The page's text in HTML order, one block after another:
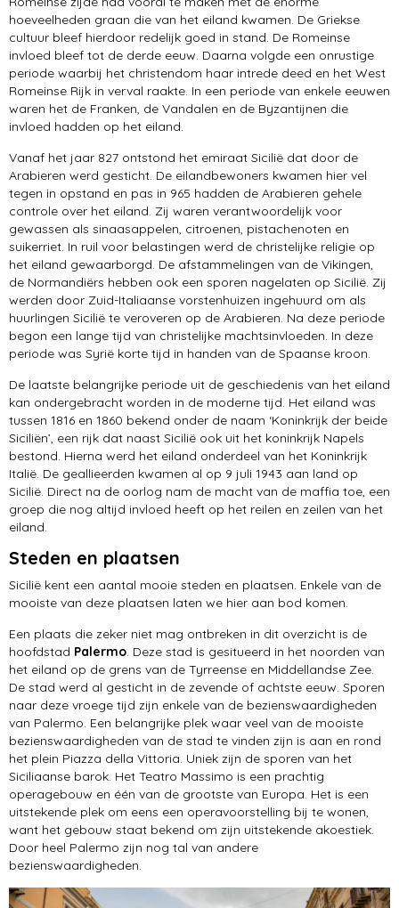
hoeveelheden graan die van het eiland kwamen. De Griekse
cultuur bleef hierdoor redelijk goed in stand. De Romeinse
invloed bleef tot de derde eeuw. Daarna volgde een onrustige
periode waarbij het christendom haar intrede deed en het West
Romeinse Rijk in verval raakte. In een periode van enkele eeuwen
waren het de Franken, de Vandalen en de Byzantijnen die
invloed hadden op het eiland.
Vanaf het jaar 827 ontstond het emiraat Sicilië dat door de
Arabieren werd gesticht. De eilandbewoners kwamen hier vel
tegen in opstand en pas in 965 hadden de Arabieren gehele
controle over het eiland. Zij waren verantwoordelijk voor
gewassen als sinaasappelen, citroenen, pistachenoten en
suikerriet. In ruil voor belastingen werd de christelijke religie op
het eiland gewaarborgd. De afstammelingen van de Vikingen,
de Normandiërs hebben ook een sporen nagelaten op Sicilië. Zij
werden door Zuid-Italiaanse vorstenhuizen ingehuurd om als
huurlingen Sicilië te veroveren op de Arabieren. Na deze periode
begon een lange tijd van christelijke machtsinvloeden. In deze
periode was Syrië korte tijd in handen van de Spaanse kroon.
De laatste belangrijke periode uit de geschiedenis van het eiland
kan ondergebracht worden in de moderne tijd. Het eiland was
tussen 1816 en 1860 bekend onder de naam ‘Koninkrijk der beide
Siciliën’, een rijk dat naast Sicilië ook uit het koninkrijk Napels
bestond. Hierna werd het eiland onderdeel van het Koninkrijk
Italië. De geallieerden kwamen al op 9 juli 1943 aan land op
Sicilië. Direct na de oorlog nam de macht van de maffia toe, een
groep die nog altijd invloed heeft op het reilen en zeilen van het
eiland.
Steden en plaatsen
Sicilië kent een aantal mooie steden en plaatsen. Enkele van de
mooiste van deze plaatsen laten we hier aan bod komen.
Een plaats die zeker niet mag ontbreken in dit overzicht is de
hoofdstad Palermo . Deze stad is gesitueerd in het noorden van
het eiland op de grens van de Tyrreense en Middellandse Zee.
De stad werd al gesticht in de zevende of achtste eeuw. Sporen
naar deze vroege tijd zijn enkele van de bezienswaardigheden
van Palermo. Een belangrijke plek waar veel van de mooiste
bezienswaardigheden van de stad te vinden zijn is aan en rond
het plein Piazza della Vittoria. Uniek zijn de sporen van het
Siciliaanse barok. Het Teatro Massimo is een prachtig
operagebouw en één van de grootste van Europa. Het is een
uitstekende plek om eens een operavoorstelling bij te wonen,
want het gebouw staat bekend om zijn uitstekende akoestiek.
Door heel Palermo zijn nog tal van andere
bezienswaardigheden.